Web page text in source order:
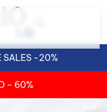
SALES -20%
- 60%